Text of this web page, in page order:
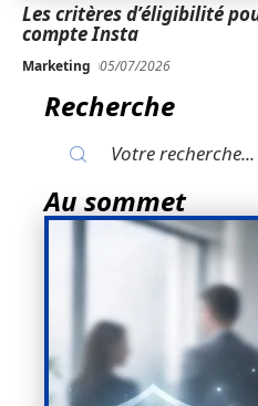
Les critères d’éligibilité
compte Insta
Marketing 05/07/2026
Recherche
Au sommet